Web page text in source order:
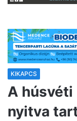
KIKAPCS
A húsvéti
nyitva